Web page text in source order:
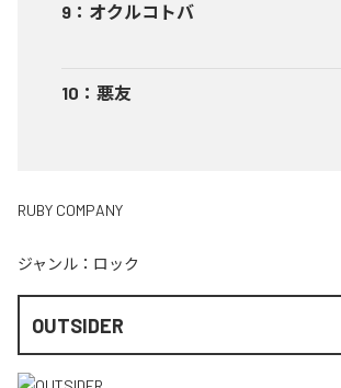
9 ： オクルコトバ
10 ： 悪友
RUBY COMPANY
ジャンル： ロック
OUTSIDER